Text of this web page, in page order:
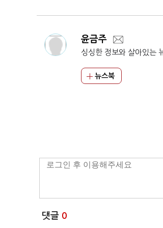
윤금주
싱싱한 정보와 살아있는
뉴스북
댓글 0